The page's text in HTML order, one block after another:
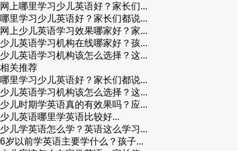
网上哪里学习少儿英语好？家长们...
哪里学习少儿英语好？家长们都说...
网上少儿英语学习效果哪家好？家...
少儿英语学习机构在线哪家好？孩...
少儿英语学习机构该怎么选择？这...
相关推荐
哪里学习少儿英语好？家长们都说...
少儿英语学习机构该怎么选择？这...
少儿时期学英语真的有效果吗？应...
少儿英语哪里学英语比较好...
少儿学英语怎么学？英语这么学习...
6岁以前学英语主要学什么？孩子...